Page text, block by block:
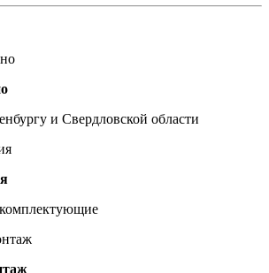
и Свердловской области